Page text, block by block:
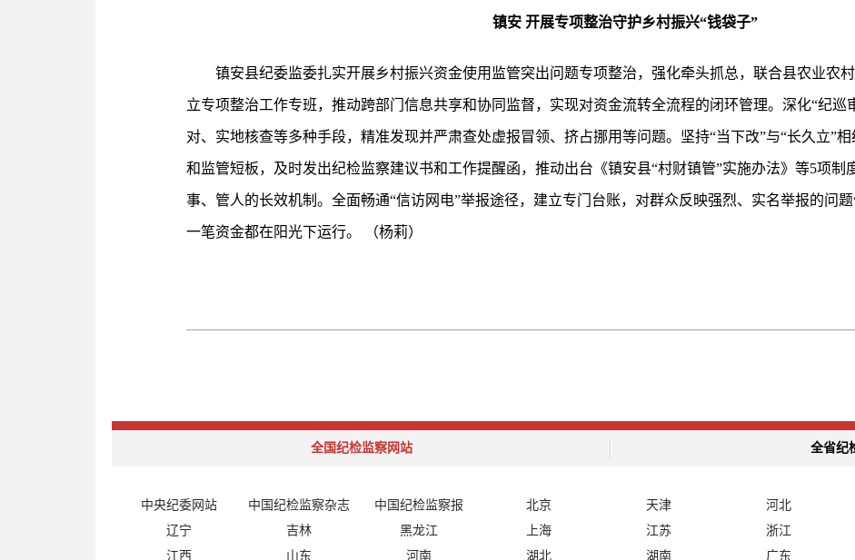
镇安 开展专项整治守护乡村振兴“钱袋子”
镇安县纪委监委扎实开展乡村振兴资金使用监管突出问题专项整治，强化牵头抓总，联合县农业农
立专项整治工作专班，推动跨部门信息共享和协同监督，实现对资金流转全流程的闭环管理。深化“纪巡
对、实地核查等多种手段，精准发现并严肃查处虚报冒领、挤占挪用等问题。坚持“当下改”与“长久立”
和监管短板，及时发出纪检监察建议书和工作提醒函，推动出台《镇安县“村财镇管”实施办法》等5项制
事、管人的长效机制。全面畅通“信访网电”举报途径，建立专门台账，对群众反映强烈、实名举报的问
一笔资金都在阳光下运行。 （杨莉）
全国纪检监察网站 全省纪
中央纪委网站 中国纪检监察杂志 中国纪检监察报 北京 天津 河北
辽宁
吉林 黑龙江 上海 江苏 浙江
江西
山东 河南 湖北 湖南 广东